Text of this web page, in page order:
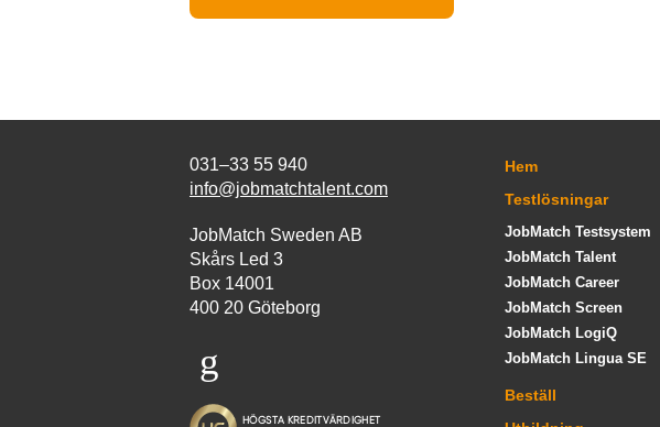
031–33 55 940
info@jobmatchtalent.com
JobMatch Sweden AB
Skårs Led 3
Box 14001
400 20 Göteborg
Hem
Testlösningar
JobMatch Testsystem
JobMatch Talent
JobMatch Career
JobMatch Screen
JobMatch LogiQ
JobMatch Lingua SE
Beställ